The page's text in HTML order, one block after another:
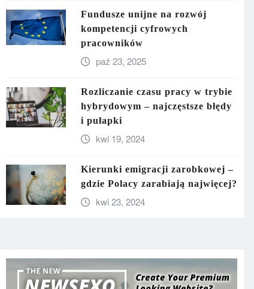
Fundusze unijne na rozwój
kompetencji cyfrowych
pracowników
paź 23, 2025
Rozliczanie czasu pracy w trybie
hybrydowym – najczęstsze błędy
i pułapki
kwi 19, 2024
Kierunki emigracji zarobkowej –
gdzie Polacy zarabiają najwięcej?
kwi 23, 2024